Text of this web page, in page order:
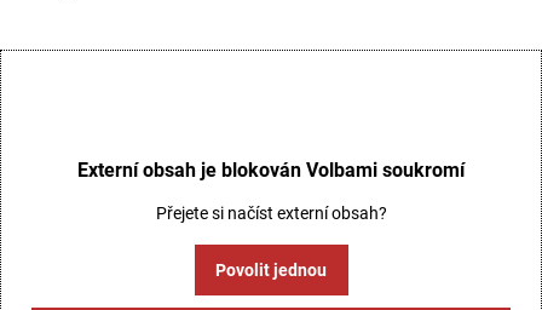
Externí obsah je blokován Volbami soukromí
Přejete si načíst externí obsah?
Povolit jednou